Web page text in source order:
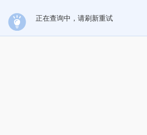
正在查询中，请刷新重试